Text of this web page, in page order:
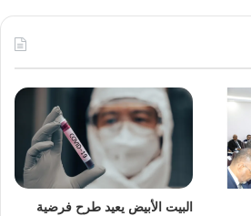
البيت الأبيض يعيد طرح فرضية